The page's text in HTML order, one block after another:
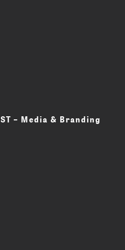
– Media & Branding